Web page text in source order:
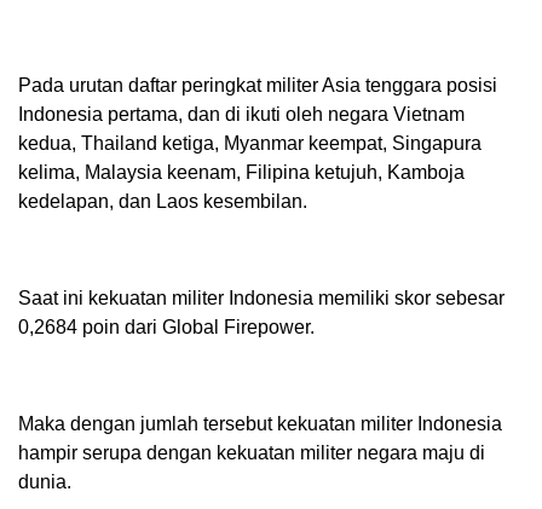
Pada urutan daftar peringkat militer Asia tenggara posisi
Indonesia pertama, dan di ikuti oleh negara Vietnam
kedua, Thailand ketiga, Myanmar keempat, Singapura
kelima, Malaysia keenam, Filipina ketujuh, Kamboja
kedelapan, dan Laos kesembilan.
Saat ini kekuatan militer Indonesia memiliki skor sebesar
0,2684 poin dari Global Firepower.
Maka dengan jumlah tersebut kekuatan militer Indonesia
hampir serupa dengan kekuatan militer negara maju di
dunia.